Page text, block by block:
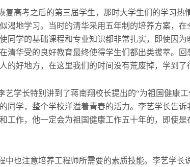
复高考之后的第三届学生，那时大学生们的学习热
渴地学习。当时的清华采用五年制的培养方案，
同学的基础课程和专业知识都非常扎实，即使因
清华受的良好教育最终使得学生们都出类拔萃。
的好地方，在这里我们的时间没有荒废掉，学到了
学长特别讲到了蒋南翔校长提出的“为祖国健康
同学，整个学校洋溢着青春的活力。李艺学长告
工作，他一定会为祖国健康工作五十年的，即使
也注意培养工程师所需要的素质技能。李艺学长